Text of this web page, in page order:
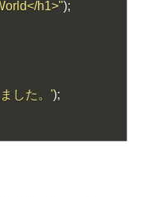
h1>");
した。');